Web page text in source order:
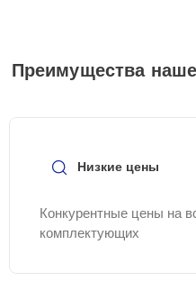
Преимущества
Низкие цены
Конкурентные цены на
комплектующих